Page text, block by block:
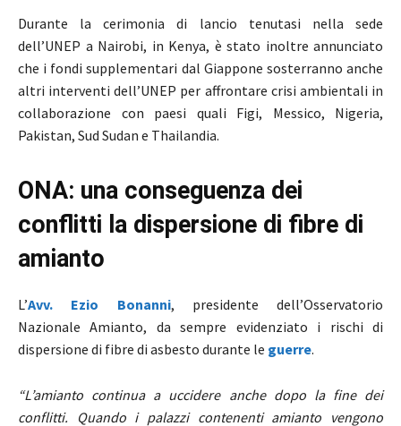
Durante la cerimonia di lancio tenutasi nella sede
dell’UNEP a Nairobi, in Kenya, è stato inoltre annunciato
che i fondi supplementari dal Giappone sosterranno anche
altri interventi dell’UNEP per affrontare crisi ambientali in
collaborazione con paesi quali Figi, Messico, Nigeria,
Pakistan, Sud Sudan e Thailandia.
ONA: una conseguenza dei
conflitti la dispersione di fibre di
amianto
L’Avv. Ezio Bonanni, presidente dell’Osservatorio
Nazionale Amianto, da sempre evidenziato i rischi di
dispersione di fibre di asbesto durante le guerre.
“L’amianto continua a uccidere anche dopo la fine dei
conflitti. Quando i palazzi contenenti amianto vengono